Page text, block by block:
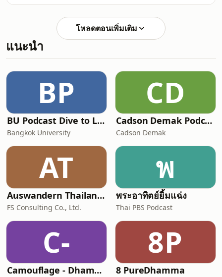
มันเป็นความสุขในวันนี้ ถ้ามันทำให้ท
ฝึกฝนตนจนกิเลสเบาบาง อุปาทานความยึด
มั่นถือมั่นลดน้อยถอยลง ความทุกข์ถึงจะ
ธรรมะจึงไม่ใช่เป็นเรื่องของข้อมูลที่ AI จะ
ป้อนใ
โหลดตอนเพิ่มเติม
แนะนำ
BP
BU Podcast Dive to Lock in
Bangkok University
CD
Cadson Demak Podcast
Cadson Demak
AT
Auswandern Thailand Podcast
FS Consulting Co., Ltd.
พ
พระอาทิตย์ยิ้มแฉ่ง
Thai PBS Podcast
C-
Camouflage - Dhamma Talk
8P
8 PureDhamma